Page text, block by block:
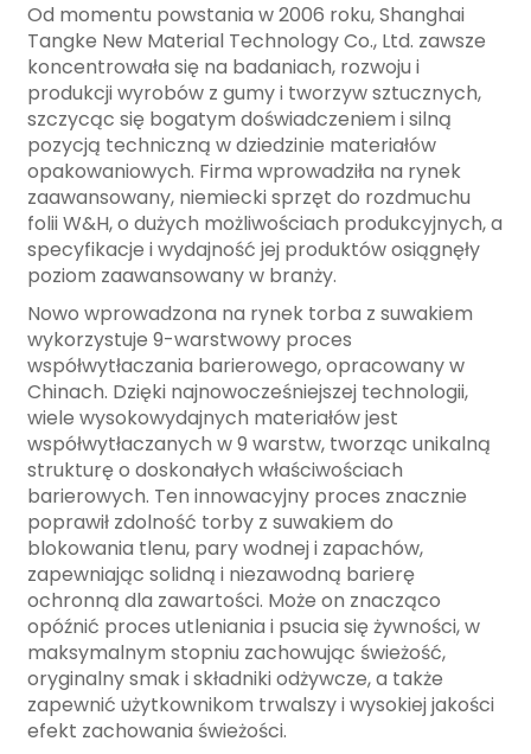
Od momentu powstania w 2006 roku, Shanghai
Tangke New Material Technology Co., Ltd. zawsze
koncentrowała się na badaniach, rozwoju i
produkcji wyrobów z gumy i tworzyw sztucznych,
szczycąc się bogatym doświadczeniem i silną
pozycją techniczną w dziedzinie materiałów
opakowaniowych. Firma wprowadziła na rynek
zaawansowany, niemiecki sprzęt do rozdmuchu
folii W&H, o dużych możliwościach produkcyjnych, a
specyfikacje i wydajność jej produktów osiągnęły
poziom zaawansowany w branży.
Nowo wprowadzona na rynek torba z suwakiem
wykorzystuje 9-warstwowy proces
współwytłaczania barierowego, opracowany w
Chinach. Dzięki najnowocześniejszej technologii,
wiele wysokowydajnych materiałów jest
współwytłaczanych w 9 warstw, tworząc unikalną
strukturę o doskonałych właściwościach
barierowych. Ten innowacyjny proces znacznie
poprawił zdolność torby z suwakiem do
blokowania tlenu, pary wodnej i zapachów,
zapewniając solidną i niezawodną barierę
ochronną dla zawartości. Może on znacząco
opóźnić proces utleniania i psucia się żywności, w
maksymalnym stopniu zachowując świeżość,
oryginalny smak i składniki odżywcze, a także
zapewnić użytkownikom trwalszy i wysokiej jakości
efekt zachowania świeżości.